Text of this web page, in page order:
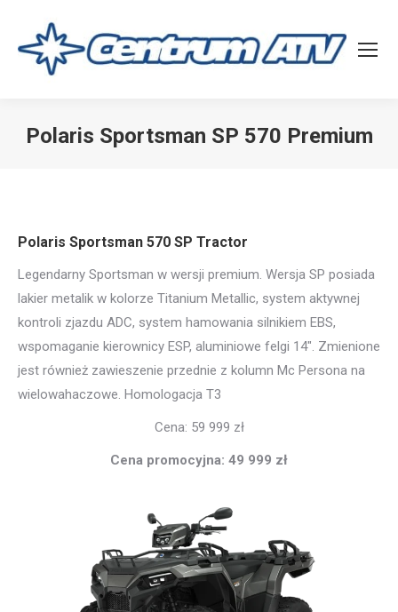
Polaris Sportsman SP 570 Premium
Polaris Sportsman 570 SP Tractor
Legendarny Sportsman w wersji premium. Wersja SP posiada
lakier metalik w kolorze Titanium Metallic, system aktywnej
kontroli zjazdu ADC, system hamowania silnikiem EBS,
wspomaganie kierownicy ESP, aluminiowe felgi 14″. Zmienione
jest również zawieszenie przednie z kolumn Mc Persona na
wielowahaczowe. Homologacja T3
Cena: 59 999 zł
Cena promocyjna: 49 999 zł